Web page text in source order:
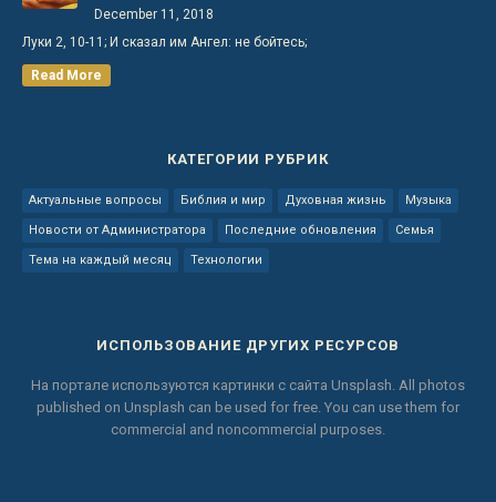
December 11, 2018
Луки 2, 10-11; И сказал им Ангел: не бойтесь;
Read More
КАТЕГОРИИ РУБРИК
Актуальные вопросы Библия и мир Духовная жизнь Музыка
Новости от Администратора Последние обновления Семья
Тема на каждый месяц Технологии
ИСПОЛЬЗОВАНИЕ ДРУГИХ РЕСУРСОВ
На портале используются картинки с сайта Unsplash. All photos
published on Unsplash can be used for free. You can use them for
commercial and noncommercial purposes.